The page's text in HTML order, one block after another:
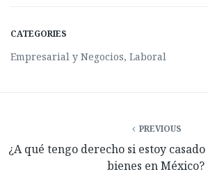
CATEGORIES
Empresarial y Negocios, Laboral
PREVIOUS
¿A qué tengo derecho si estoy
bienes en México?